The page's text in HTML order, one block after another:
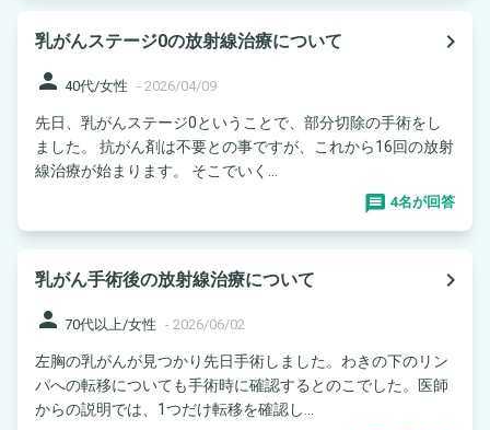
乳がんステージ0の放射線治療について
navigate_next
person 40代/女性 - 2026/04/09
先日、乳がんステージ0ということで、部分切除の手術をし
ました。 抗がん剤は不要との事ですが、これから16回の放射
線治療が始まります。 そこでいく...
4名が回答
乳がん手術後の放射線治療について
navigate_next
person 70代以上/女性 - 2026/06/02
左胸の乳がんが見つかり先日手術しました。わきの下のリン
パへの転移についても手術時に確認するとのこでした。医師
からの説明では、1つだけ転移を確認し...